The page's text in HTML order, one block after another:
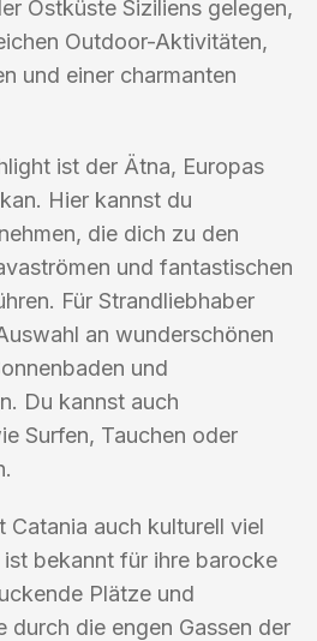
Ostküste Siziliens gelegen,
Outdoor-Aktivitäten,
und einer charmanten
ist der Ätna, Europas
Hier kannst du
die dich zu den
und fantastischen
Für Strandliebhaber
an wunderschönen
und
Du kannst auch
Surfen, Tauchen oder
Catania auch kulturell viel
bekannt für ihre barocke
Plätze und
durch die engen Gassen der